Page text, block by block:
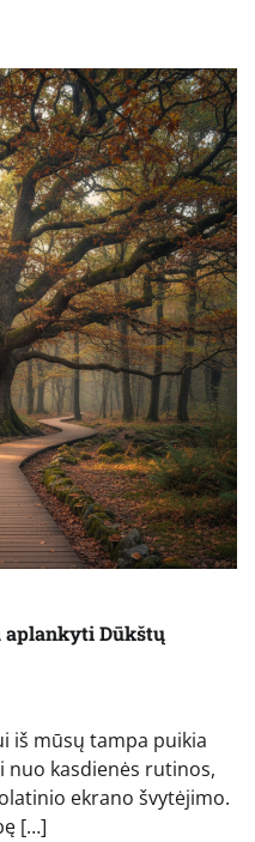
aplankyti Dūkštų
iš mūsų tampa puikia
kasdienės rutinos,
ekrano švytėjimo.
[…]